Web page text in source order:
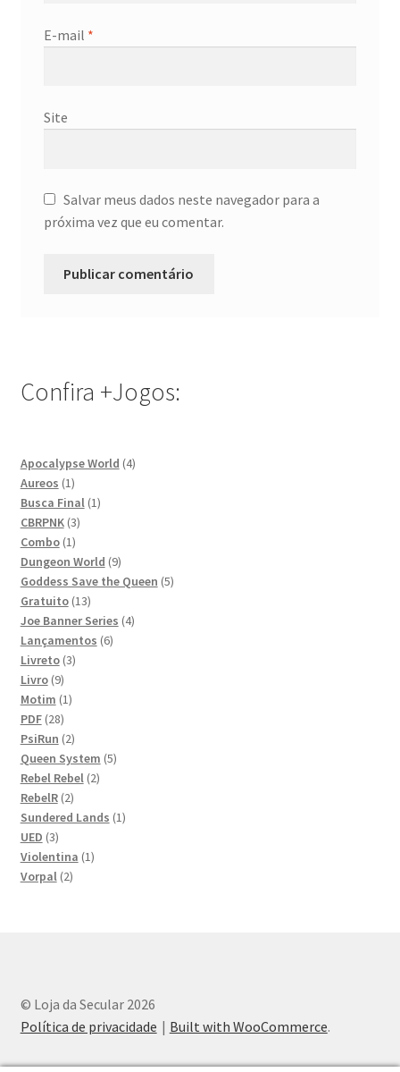
E-mail *
Site
Salvar meus dados neste navegador para a
próxima vez que eu comentar.
Confira +Jogos:
Apocalypse World 44
Aureos 11
produto
Busca Final 11
CBRPNK 33
Combo 11
produto
Dungeon World 99
produtos
Goddess Save the Queen 55
Gratuito 1313
produtos
Joe Banner Series 44
Lançamentos 66
Livreto 33
Livro 99
produtos
Motim 11
PDF 2828
produtos
PsiRun 22
produtos
Queen System 55
Rebel Rebel 22
RebelR 22
produtos
Sundered Lands 11
UED 33
produtos
Violentina 11
Vorpal 22
© Loja da Secular 2026
Política de privacidade
Built with WooCommerce.